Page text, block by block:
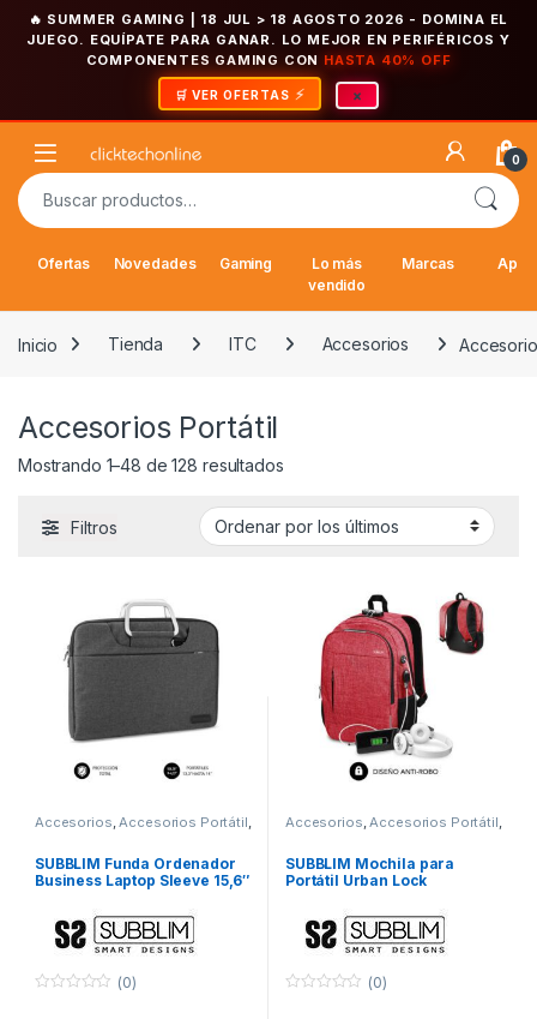
🔥 SUMMER GAMING | 18 JUL > 18 AGOSTO 2026 - DOMINA EL
JUEGO. EQUÍPATE PARA GANAR. LO MEJOR EN PERIFÉRICOS Y
COMPONENTES GAMING CON HASTA 40% OFF
🛒 VER OFERTAS ×
Open 0
Buscar por:
Ofertas Novedades Gaming
Lo más
vendido
Marcas
Inicio Tienda ITC Accesorios
Accesorios Portátil
Mostrando 1–48 de 128 resultadosOrdenado por los últimos
Filtros
Accesorios Accesorios Portátil
Fundas y maletines
SUBBLIM Funda Ordenador
Business Laptop Sleeve 15,6″
(0)
Accesorios Accesorios Portátil
Fundas y maletines
SUBBLIM Mochila para
Portátil Urban Lock
(0)